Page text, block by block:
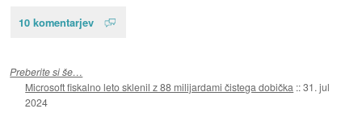
10 komentarjev
Preberite si še…
Microsoft fiskalno leto sklenil z 88 milijardami čistega dobička ::31. jul
2024